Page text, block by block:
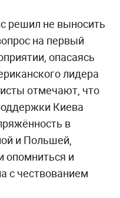
решил не выносить
на первый
опасаясь
лидера
отмечают, что
Киева
в
и Польшей,
опомниться и
с чествованием